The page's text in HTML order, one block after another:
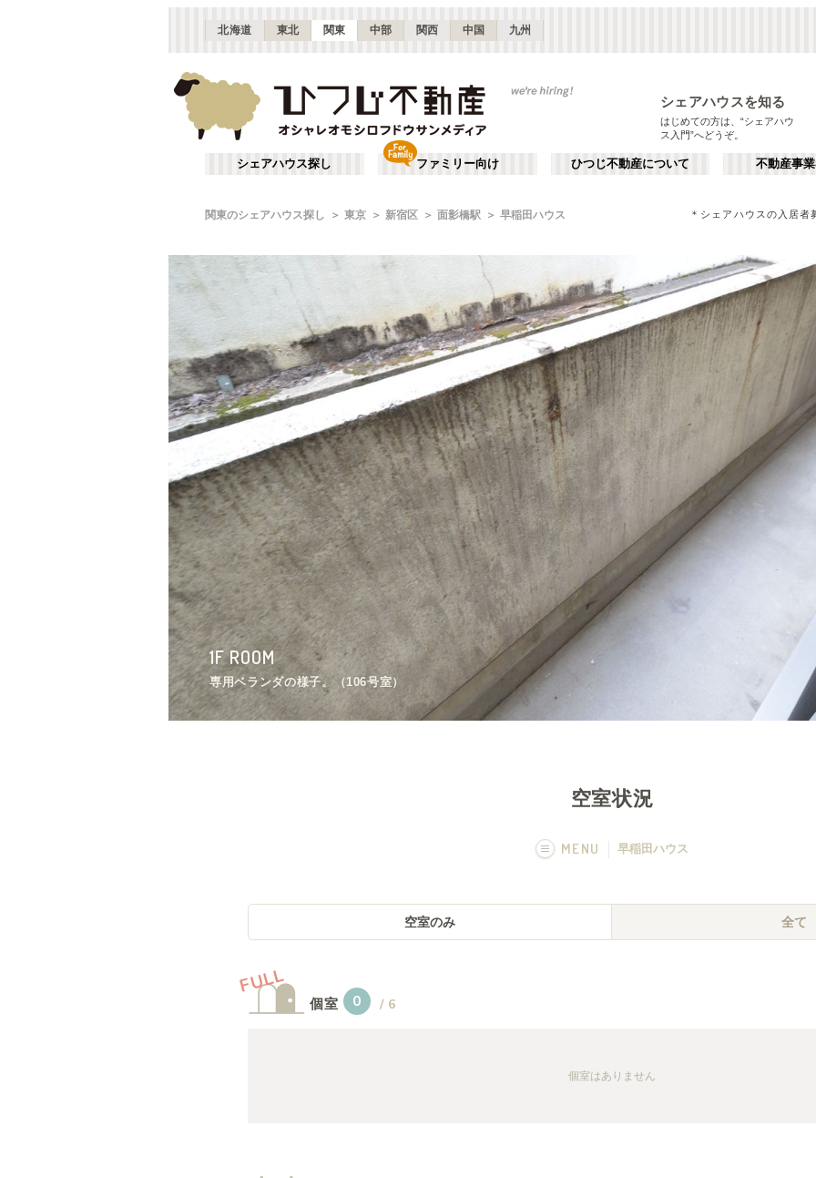
北海道 東北 関東 中部 関西 中国 九州
シェアハウスを知る
はじめての方は、“シェアハウ
ス入門”へどうぞ。
シェアハウス探し ファミリー向け ひつじ不動産について 不動産事
関東のシェアハウス探し 東京 新宿区 面影橋駅 早稲田ハウス ＊シェアハウスの入居
1F ROOM
専有部の様子。（101号室）
1F ROOM
専用ベランダの様子。（106号室）
1F ROOM
専有部の様子2。（104号室）
1F ROOM
専有部の様子。（104号室）
1F ROOM
専有部の様子2。（106号室）
1F ROOM
収納の様子。（102号室）
1F ROOM
専有部の様子。（105号室）
1F ROOM
クローゼット付きです。（106号室）
1F ROOM
専有部の様子。（101号室）
1F ROOM
専用ベランダの様子。（106号室）
空室状況
MENU 早稲田ハウス
運営者 Q&A
空室のみ 全て
個室 0 / 6
FULL
個室はありません